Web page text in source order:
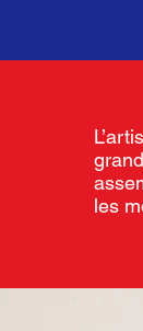
les